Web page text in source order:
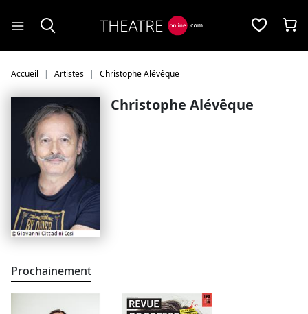
Accueil Artistes Christophe Alévêque
Christophe Alévêque
Prochainement